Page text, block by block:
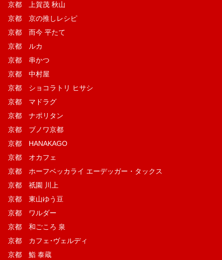
京都 上賀茂 秋山
京都 京の推しレシピ
京都 而今 平たて
京都 ルカ
京都 串かつ
京都 中村屋
京都 ショコラトリ ヒサシ
京都 マドラグ
京都 ナポリタン
京都 ブノワ京都
京都 HANAKAGO
京都 オカフェ
京都 ホーフベッカライ エーデッガー・タックス
京都 祇園 川上
京都 東山ゆう豆
京都 ワルダー
京都 和ごころ 泉
京都 カフェ･ヴェルディ
京都 鮨 泰蔵